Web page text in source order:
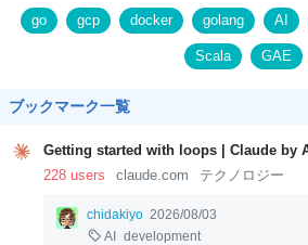
go gcp docker golang AI
Scala GAE
ブックマーク一覧
Getting started with loops | Claude by
228 users
claude.com テクノロジー
chidakiyo 2026/08/03
AI
development